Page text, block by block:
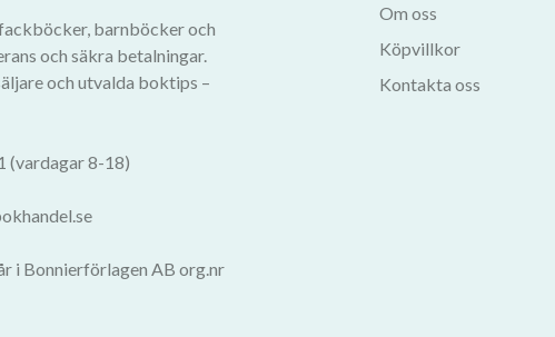
barnböcker och
och säkra betalningar.
och utvalda boktips –
(vardagar 8-18)
i Bonnierförlagen AB org.nr
Om oss
Köpvillkor
Kontakta oss